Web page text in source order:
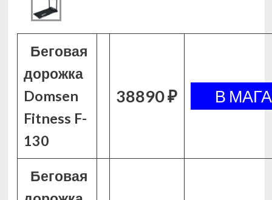
Беговая
дорожка
Domsen
Fitness F-
130
38890 ₽
Беговая